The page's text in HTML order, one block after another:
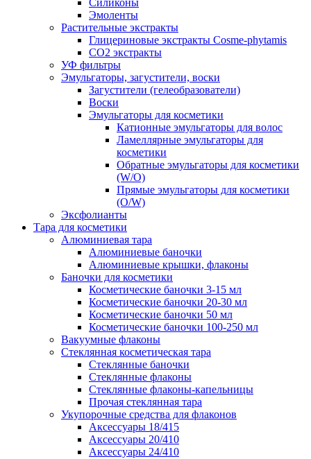
Силиконы
Эмоленты
Растительные экстракты
Глицериновые экстракты Cosme-phytamis
СО2 экстракты
УФ фильтры
Эмульгаторы, загустители, воски
Загустители (гелеобразователи)
Воски
Эмульгаторы для косметики
Катионные эмульгаторы для волос
Ламеллярные эмульгаторы для
косметики
Обратные эмульгаторы для косметики
(W/O)
Прямые эмульгаторы для косметики
(O/W)
Эксфолианты
Тара для косметики
Алюминиевая тара
Алюминиевые баночки
Алюминиевые крышки, флаконы
Баночки для косметики
Косметические баночки 3-15 мл
Косметические баночки 20-30 мл
Косметические баночки 50 мл
Косметические баночки 100-250 мл
Вакуумные флаконы
Стеклянная косметическая тара
Стеклянные баночки
Стеклянные флаконы
Стеклянные флаконы-капельницы
Прочая стеклянная тара
Укупорочные средства для флаконов
Аксессуары 18/415
Аксессуары 20/410
Аксессуары 24/410